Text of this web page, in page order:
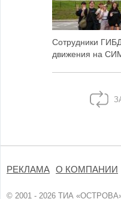
Сотрудники
движения на
РЕКЛАМА О КОМПАНИИ
© 2001 - 2026 ТИА